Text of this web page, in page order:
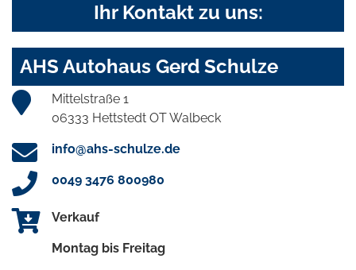
Ihr Kontakt zu uns:
AHS Autohaus Gerd Schulze
Mittelstraße 1
06333 Hettstedt OT Walbeck
info@ahs-schulze.de
0049 3476 800980
Verkauf
Montag bis Freitag